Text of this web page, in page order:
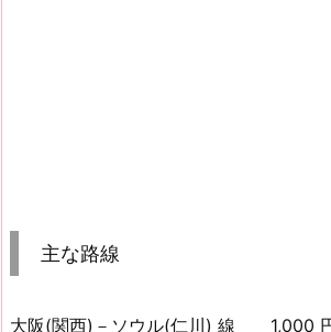
主な路線
大阪(関西)－ソウル(仁川) 線 1,000